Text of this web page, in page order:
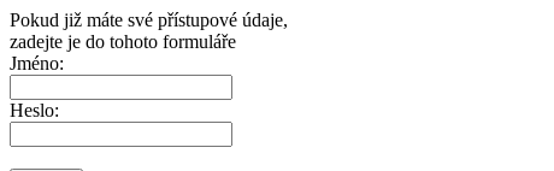
Pokud již máte své přístupové údaje,
zadejte je do tohoto formuláře
Jméno:
Heslo: